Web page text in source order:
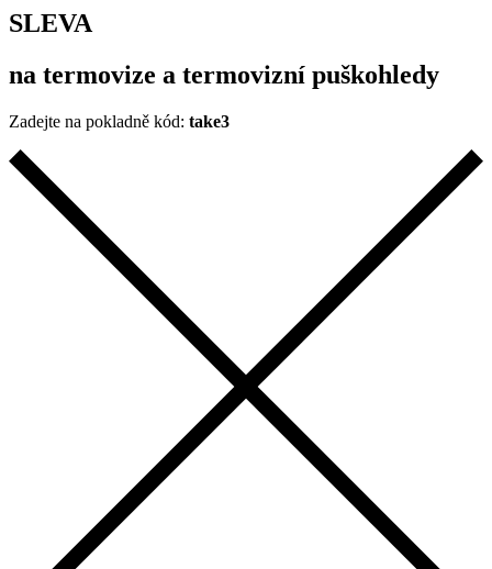
SLEVA
na termovize a termovizní puškohledy
Zadejte na pokladně kód: take3